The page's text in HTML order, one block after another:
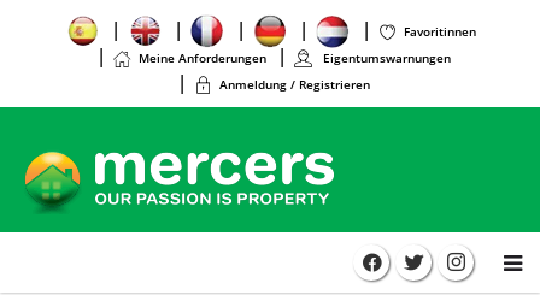
Favoritinnen
Meine Anforderungen
Eigentumswarnungen
Anmeldung / Registrieren